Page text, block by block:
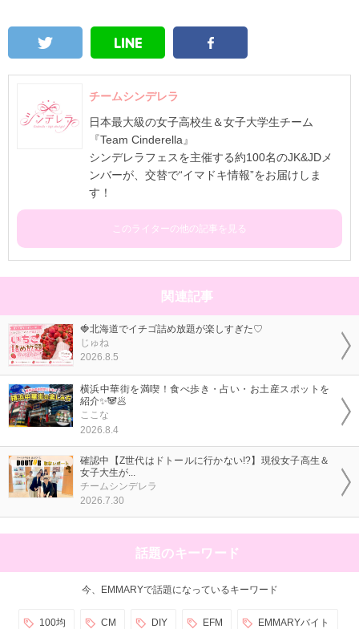
チームシンデレラ
日本最大級の女子高校生＆女子大学生チーム
『Team Cinderella』
シンデレラフェスを主催する約100名のJK&JDメ
ンバーが、交替で“イマドキ情報”をお届けしま
す！
このライターの他の記事を見る
関連記事
🍓北海道でイチゴ詰め放題が楽しすぎた♡
じゅね
2026.8.5
横浜中華街を満喫！食べ歩き・占い・お土産スポットを
紹介✨🐼🥟
ここな
2026.8.4
確認中【Z世代はドトールに行かない!?】現役女子高生＆
女子大生が...
チームシンデレラ
2026.7.30
話題のキーワード
今、EMMARYで話題になっているキーワード
100均 CM DIY EFM EMMARYバイト